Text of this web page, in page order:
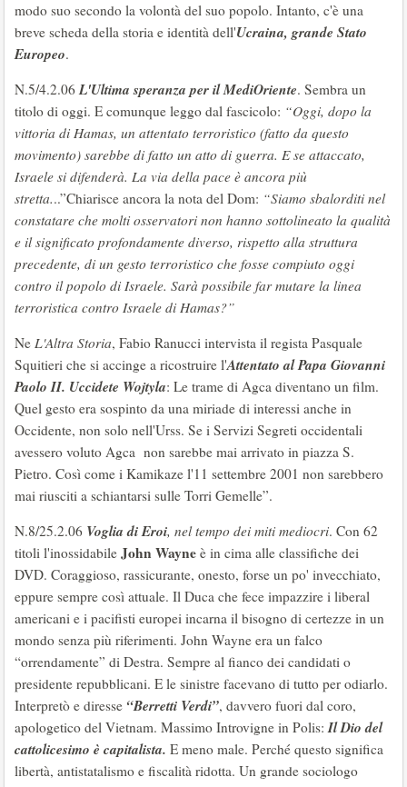
modo suo secondo la volontà del suo popolo. Intanto, c'è una
breve scheda della storia e identità dell'Ucraina, grande Stato
Europeo.
N.5/4.2.06L'Ultima speranza per il MediOriente. Sembra un
titolo di oggi. E comunque leggo dal fascicolo: “Oggi, dopo la
vittoria di Hamas, un attentato terroristico (fatto da questo
movimento) sarebbe di fatto un atto di guerra. E se attaccato,
Israele si difenderà. La via della pace è ancora più
stretta...”Chiarisce ancora la nota del Dom: “Siamo sbalorditi nel
constatare che molti osservatori non hanno sottolineato la qualità
e il significato profondamente diverso, rispetto alla struttura
precedente, di un gesto terroristico che fosse compiuto oggi
contro il popolo di Israele. Sarà possibile far mutare la linea
terroristica contro Israele di Hamas?”
Ne L'Altra Storia, Fabio Ranucci intervista il regista Pasquale
Squitieri che si accinge a ricostruire l'Attentato al Papa Giovanni
Paolo II. Uccidete Wojtyla: Le trame di Agca diventano un film.
Quel gesto era sospinto da una miriade di interessi anche in
Occidente, non solo nell'Urss. Se i Servizi Segreti occidentali
avessero voluto Agca non sarebbe mai arrivato in piazza S.
Pietro. Così come i Kamikaze l'11 settembre 2001 non sarebbero
mai riusciti a schiantarsi sulle Torri Gemelle”.
N.8/25.2.06 Voglia di Eroi, nel tempo dei miti mediocri. Con 62
titoli l'inossidabile John Wayne è in cima alle classifiche dei
DVD. Coraggioso, rassicurante, onesto, forse un po' invecchiato,
eppure sempre così attuale. Il Duca che fece impazzire i liberal
americani e i pacifisti europei incarna il bisogno di certezze in un
mondo senza più riferimenti. John Wayne era un falco
“orrendamente” di Destra. Sempre al fianco dei candidati o
presidente repubblicani. E le sinistre facevano di tutto per odiarlo.
Interpretò e diresse “Berretti Verdi”, davvero fuori dal coro,
apologetico del Vietnam. Massimo Introvigne in Polis: Il Dio del
cattolicesimo è capitalista. E meno male. Perché questo significa
libertà, antistatalismo e fiscalità ridotta. Un grande sociologo